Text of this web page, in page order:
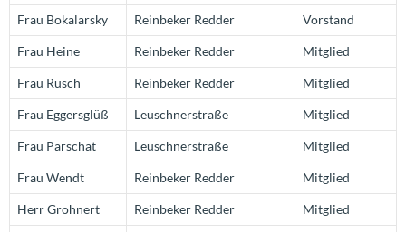
Frau Bokalarsky Reinbeker Redder Vorstand
Frau Heine Reinbeker Redder Mitglied
Frau Rusch Reinbeker Redder Mitglied
Frau Eggersglüß Leuschnerstraße Mitglied
Frau Parschat Leuschnerstraße Mitglied
Frau Wendt Reinbeker Redder Mitglied
Herr Grohnert Reinbeker Redder Mitglied